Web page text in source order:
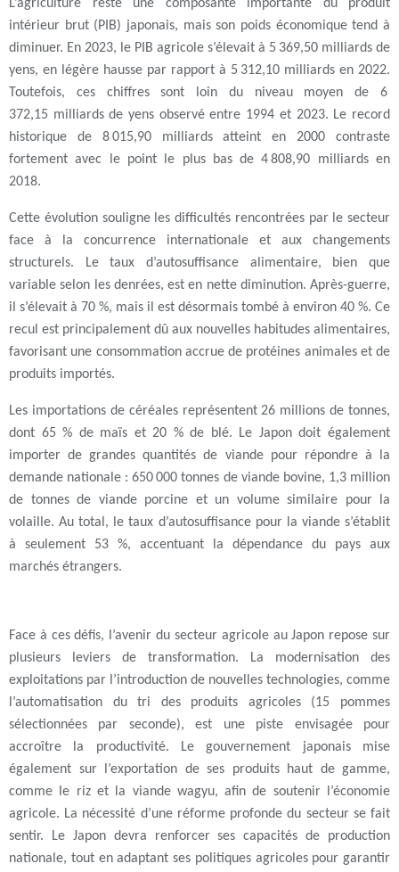
L’agriculture reste une composante importante du produit
intérieur brut (PIB) japonais, mais son poids économique tend à
diminuer. En 2023, le PIB agricole s’élevait à 5 369,50 milliards de
yens, en légère hausse par rapport à 5 312,10 milliards en 2022.
Toutefois, ces chiffres sont loin du niveau moyen de 6
372,15 milliards de yens observé entre 1994 et 2023. Le record
historique de 8 015,90 milliards atteint en 2000 contraste
fortement avec le point le plus bas de 4 808,90 milliards en
2018.
Cette évolution souligne les difficultés rencontrées par le secteur
face à la concurrence internationale et aux changements
structurels. Le taux d’autosuffisance alimentaire, bien que
variable selon les denrées, est en nette diminution. Après-guerre,
il s’élevait à 70 %, mais il est désormais tombé à environ 40 %. Ce
recul est principalement dû aux nouvelles habitudes alimentaires,
favorisant une consommation accrue de protéines animales et de
produits importés.
Les importations de céréales représentent 26 millions de tonnes,
dont 65 % de maïs et 20 % de blé. Le Japon doit également
importer de grandes quantités de viande pour répondre à la
demande nationale : 650 000 tonnes de viande bovine, 1,3 million
de tonnes de viande porcine et un volume similaire pour la
volaille. Au total, le taux d’autosuffisance pour la viande s’établit
à seulement 53 %, accentuant la dépendance du pays aux
marchés étrangers.
Face à ces défis, l’avenir du secteur agricole au Japon repose sur
plusieurs leviers de transformation. La modernisation des
exploitations par l’introduction de nouvelles technologies, comme
l’automatisation du tri des produits agricoles (15 pommes
sélectionnées par seconde), est une piste envisagée pour
accroître la productivité. Le gouvernement japonais mise
également sur l’exportation de ses produits haut de gamme,
comme le riz et la viande wagyu, afin de soutenir l’économie
agricole. La nécessité d’une réforme profonde du secteur se fait
sentir. Le Japon devra renforcer ses capacités de production
nationale, tout en adaptant ses politiques agricoles pour garantir